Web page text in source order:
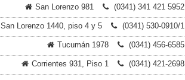
San Lorenzo 981 (0341) 341 421 5952
San Lorenzo 1440, piso 4 y 5 (0341) 530-0910/1
Tucumán 1978 (0341) 456-6585
Corrientes 931, Piso 1 (0341) 421-2698